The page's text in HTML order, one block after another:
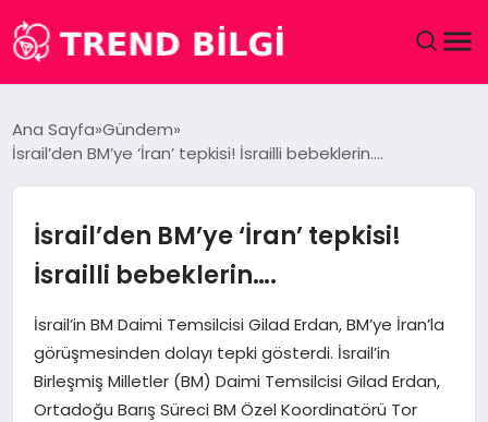
EĞITIM
EKONOMI
MAGAZIN
SAĞLIK
Ana Sayfa Gündem
İsrail’den BM’ye ‘İran’ tepkisi! İsrailli bebeklerin….
İsrail’den BM’ye ‘İran’ tepkisi!
İsrailli bebeklerin….
İsrail’in BM Daimi Temsilcisi Gilad Erdan, BM’ye İran’la
görüşmesinden dolayı tepki gösterdi. İsrail’in
Birleşmiş Milletler (BM) Daimi Temsilcisi Gilad Erdan,
Ortadoğu Barış Süreci BM Özel Koordinatörü Tor